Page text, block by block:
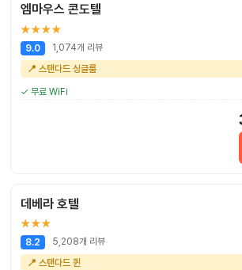
엠마우스 콘도텔
★★★★
9.0
1,074개 리뷰
📍 스탠다드 싱글룸
✓ 무료 WiFi
데베라 호텔
★★★
8.2
5,208개 리뷰
📍 스탠다드 퀸